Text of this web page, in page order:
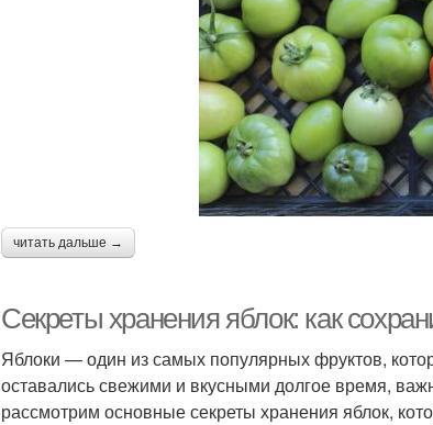
читать дальше →
Секреты хранения яблок: как
Яблоки — один из самых популярных фруктов,
оставались свежими и вкусными долгое время,
рассмотрим основные секреты хранения яблок,